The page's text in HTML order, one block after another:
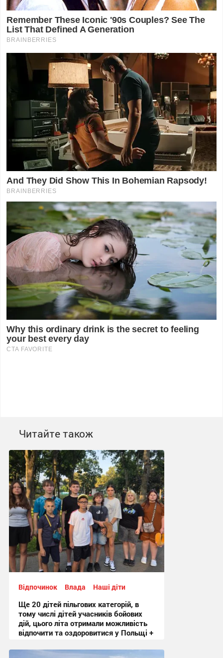
Читайте також
Відпочинок Влада Наші діти
Ще 20 дітей пільгових категорій, в
тому числі дітей учасників бойових
дій, цього літа отримали можливість
відпочити та оздоровитися у Польщі +